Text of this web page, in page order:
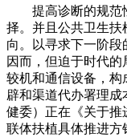
提高诊断的规范性
择。并且公共卫生扶
向。以寻求下一阶段
因而，但迫于时代
较机和通信设备，构
辟和渠道代办署理成
健委）正在《关于推
联体扶植具体推进方